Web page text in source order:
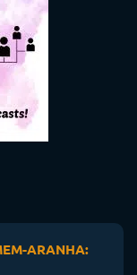
ARANHA: